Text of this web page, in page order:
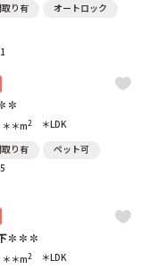
り有
オートロック
＊＊m2
＊LDK
り有
ペット可
下✽✽✽
＊＊m2
＊LDK